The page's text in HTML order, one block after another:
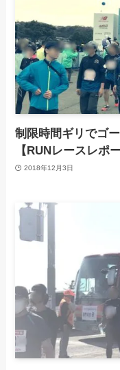
制限時間ギリでゴ
【RUNレースレポ
2018年12月3日